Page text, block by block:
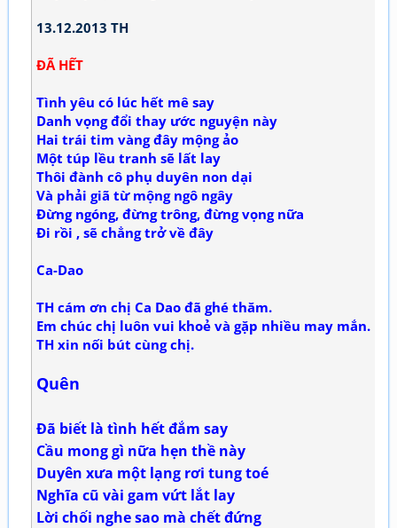
13.12.2013 TH
ĐÃ HẾT
Tình yêu có lúc hết mê say
Danh vọng đổi thay ước nguyện này
Hai trái tim vàng đây mộng ảo
Một túp lều tranh sẽ lất lay
Thôi đành cô phụ duyên non dại
Và phải giã từ mộng ngô ngây
Đừng ngóng, đừng trông, đừng vọng nữa
Đi rồi , sẽ chẳng trở về đây
Ca-Dao
TH cám ơn chị Ca Dao đã ghé thăm.
Em chúc chị luôn vui khoẻ và gặp nhiều may mắn.
TH xin nối bút cùng chị.
Quên
Đã biết là tình hết đắm say
Cầu mong gì nữa hẹn thề này
Duyên xưa một lạng rơi tung toé
Nghĩa cũ vài gam vứt lắt lay
Lời chối nghe sao mà chết đứng